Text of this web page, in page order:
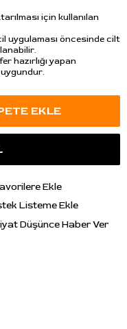
için kullanılan
uygulaması öncesinde cilt
hazırlığı yapan
Ekle
Listeme Ekle
Düşünce Haber Ver